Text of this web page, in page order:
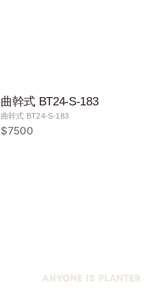
曲幹式 BT24-S-183
曲幹式 BT24-S-183
$7500